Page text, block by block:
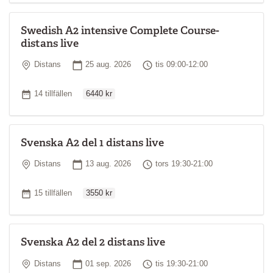
Swedish A2 intensive Complete Course-
distans live
Plats
Distans Startdatum
25 aug. 2026 Tid
tis 09:00-12:00
Antal tillfällen
14 tillfällen 6440 kr
Svenska A2 del 1 distans live
Plats
Distans Startdatum
13 aug. 2026 Tid
tors 19:30-21:00
Antal tillfällen
15 tillfällen 3550 kr
Svenska A2 del 2 distans live
Plats
Distans Startdatum
01 sep. 2026 Tid
tis 19:30-21:00